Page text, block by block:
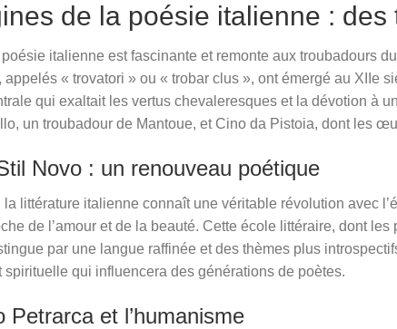
de la poésie italienne :
poésie italienne est fascinante et remonte aux troubadours
appelés « trovatori » ou « trobar clus », ont émergé au XIIe
qui exaltait les vertus chevaleresques et la dévotion à
un troubadour de Mantoue, et Cino da Pistoia, dont les
Novo : un renouveau poétique
la littérature italienne connaît une véritable révolution avec
de l’amour et de la beauté. Cette école littéraire, dont
par une langue raffinée et des thèmes plus
spirituelle qui influencera des générations de poètes.
Petrarca et l’humanisme